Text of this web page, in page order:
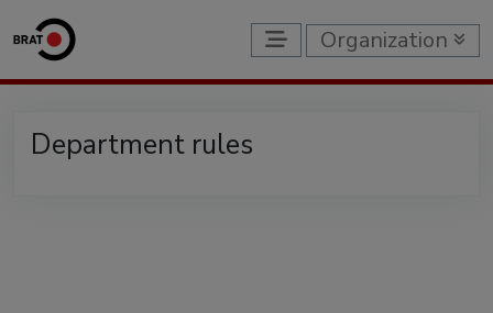
Organization
Department rules